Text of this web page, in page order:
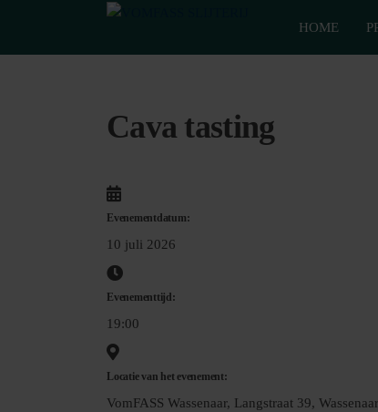
de
Slijterij
HOME
Cava tasting
Evenementdatum:
10 juli 2026
Evenementtijd:
19:00
Locatie van het evenement:
VomFASS Wassenaar, Langstraat 39,